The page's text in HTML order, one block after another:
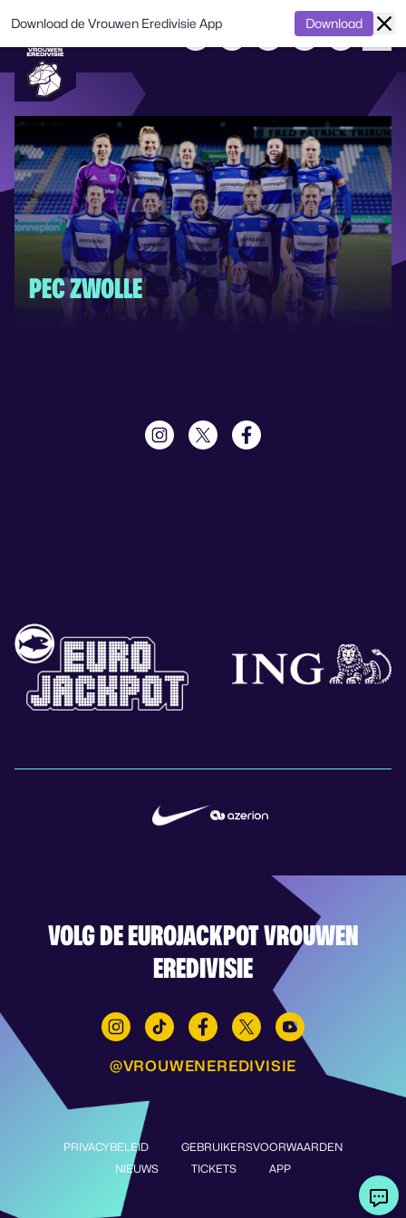
PEC ZWOLLE
VOLG DE EUROJACKPOT VROUWEN
EREDIVISIE
@VROUWENEREDIVISIE
PRIVACYBELEID
GEBRUIKERSVOORWAARDEN
NIEUWS
TICKETS APP
Download de Vrouwen Eredivisie App Download